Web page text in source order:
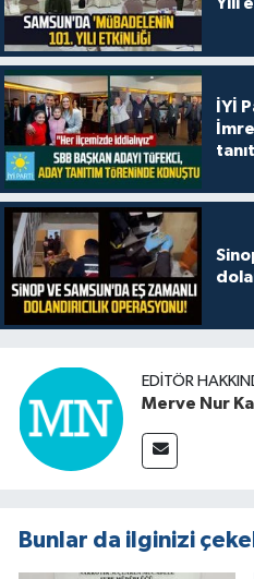
İYİ
EDITÖR
Merve Nur
Bunlar da ilginizi